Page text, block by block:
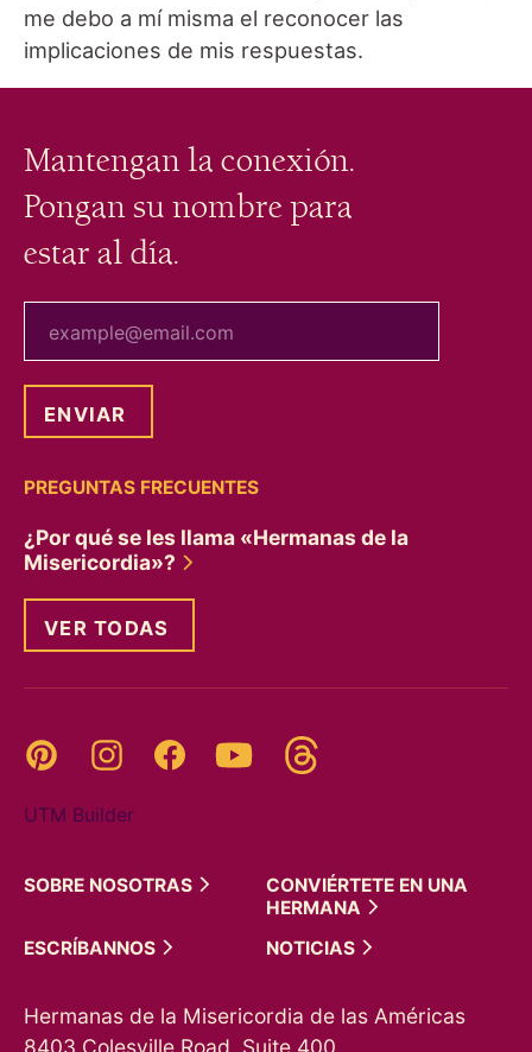
me debo a mí misma el reconocer las
implicaciones de mis respuestas.
Mantengan la conexión.
Pongan su nombre para
estar al día.
PREGUNTAS FRECUENTES
¿Por qué se les llama «Hermanas de la
Misericordia»?
VER TODAS
Pinterest InstagramFacebookYouTube
UTM Builder
SOBRE NOSOTRAS
CONVIÉRTETE EN UNA
HERMANA
ESCRÍBANNOS
NOTICIAS
Hermanas de la Misericordia de las Américas
8403 Colesville Road, Suite 400